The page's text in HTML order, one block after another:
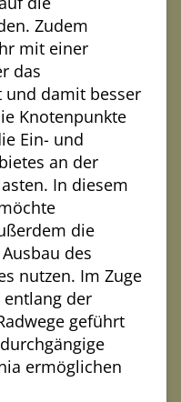
Zudem
mit einer
das
und damit besser
Knotenpunkte
Ein- und
an der
In diesem
die
des
nutzen. Im Zuge
der
geführt
ermöglichen